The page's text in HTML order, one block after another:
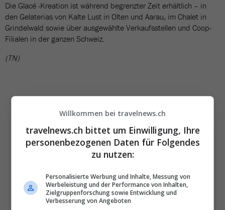
Die Glacé -Kreation ist während begrenzter Zeit erhältlich – in
den Gelaterias von Kalte Lust in Olten und Aarau, im Chalet in
Grindelwald sowie über ausgewählte Verkaufsstellen und Coop-
Filialen in der ganzen Schweiz.
(TN)
Die wichtigsten und
besten News direkt in
Ihr E‑Mail-Postfach
Täglich oder wöchentlich, mit mehr Insights oder
Willkommen bei travelnews.ch
travelnews.ch bittet um Einwilligung, Ihre
personenbezogenen Daten für Folgendes
zu nutzen:
Personalisierte Werbung und Inhalte, Messung von
Werbeleistung und der Performance von Inhalten,
Zielgruppenforschung sowie Entwicklung und
Verbesserung von Angeboten